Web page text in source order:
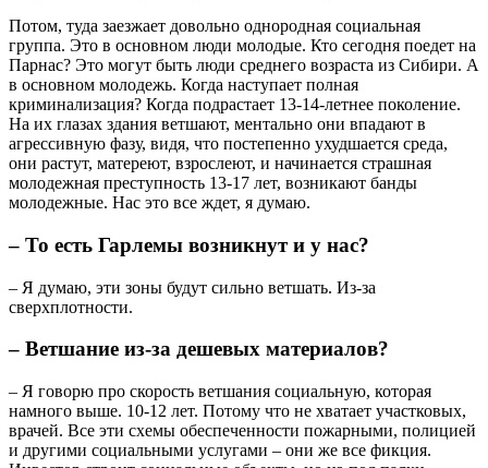
Потом, туда заезжает довольно однородная социальная
группа. Это в основном люди молодые. Кто сегодня поедет на
Парнас? Это могут быть люди среднего возраста из Сибири. А
в основном молодежь. Когда наступает полная
криминализация? Когда подрастает 13-14-летнее поколение.
На их глазах здания ветшают, ментально они впадают в
агрессивную фазу, видя, что постепенно ухудшается среда,
они растут, матереют, взрослеют, и начинается страшная
молодежная преступность 13-17 лет, возникают банды
молодежные. Нас это все ждет, я думаю.
– То есть Гарлемы возникнут и у нас?
– Я думаю, эти зоны будут сильно ветшать. Из-за
сверхплотности.
– Ветшание из-за дешевых материалов?
– Я говорю про скорость ветшания социальную, которая
намного выше. 10-12 лет. Потому что не хватает участковых,
врачей. Все эти схемы обеспеченности пожарными, полицией
и другими социальными услугами – они же все фикция.